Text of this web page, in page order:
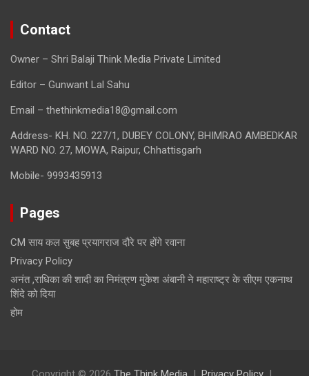
Contact
Owner – Shri Balaji Think Media Private Limited
Editor – Gunwant Lal Sahu
Email – thethinkmedia18@gmail.com
Address- KH. NO. 227/1, DUBEY COLONY, BHIMRAO AMBEDKAR
WARD NO. 27, MOWA, Raipur, Chhattisgarh
Mobile- 9993435913
Pages
CM साय कल सुबह प्रयागराज दौरे पर होंगे रवाना
Privacy Policy
अनंत ,राधिका की शादी का निमंत्रण मुकेश अंबानी ने महाराष्ट्र के सीएम एकनाथ
शिंदे को दिया
होम